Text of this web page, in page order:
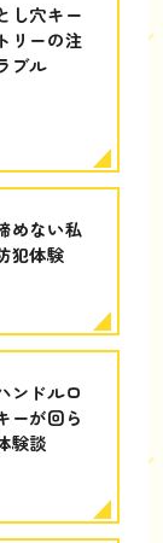
し穴キー
リーの注
ブル
めない私
犯体験
ンドルロ
ーが回ら
験談